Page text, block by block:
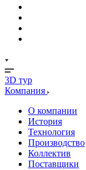
3D тур
Компания
О компании
История
Технология
Производство
Коллектив
Поставщики